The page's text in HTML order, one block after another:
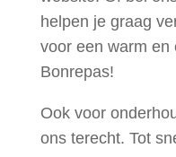
helpen je graag
voor een warm en
Bonrepas!
Ook voor
ons terecht. Tot